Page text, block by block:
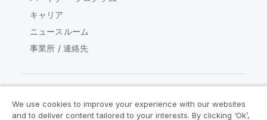
キャリア
ニュースルーム
事業所 / 連絡先
Qlik コミュニティ
We use cookies to improve your experience with our websites
and to deliver content tailored to your interests. By clicking ‘Ok’,